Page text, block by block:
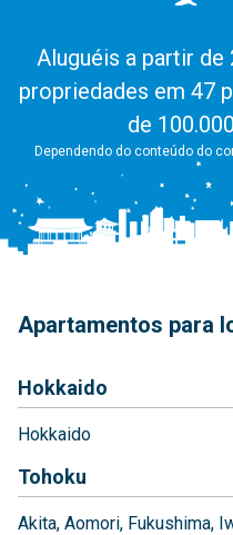
Aluguéis a partir de
propriedades em 47
de
Dependendo do conteúdo do
Apartamentos para
Hokkaido
Hokkaido
Tohoku
Akita Aomori Fukushima